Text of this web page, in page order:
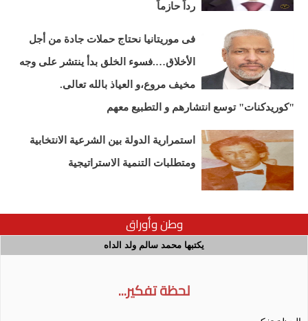
رداً حازماً
فى موريتانيا نحتاج حملات جادة من أجل
الأخلاق….فسوء الخلق بدأ ينتشر على وجه
مخيف مروع،و العياذ بالله تعالى.
"كوريدكنات" توسع انتشارهم و التطبيع معهم
استمرارية الدولة بين الشرعية الانتخابية
ومتطلبات التنمية الاستراتيجية
وطن وأوراق
يكتبها محمد سالم ولد الداه
لحظة تفكير...